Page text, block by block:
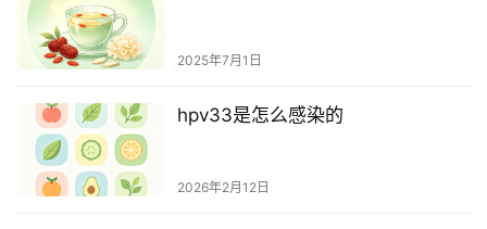
2025年7月1日
hpv33是怎么感染的
2026年2月12日